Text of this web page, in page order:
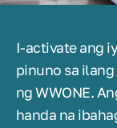
I-activate ang
pinuno sa
ng WWONE.
handa na